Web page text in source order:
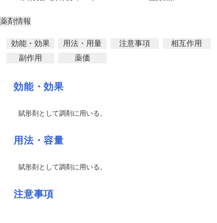
薬剤情報
効能・効果 用法・用量 注意事項
相互作用
副作用
薬価
効能・効果
賦形剤として調剤に用いる。
用法・容量
賦形剤として調剤に用いる。
注意事項